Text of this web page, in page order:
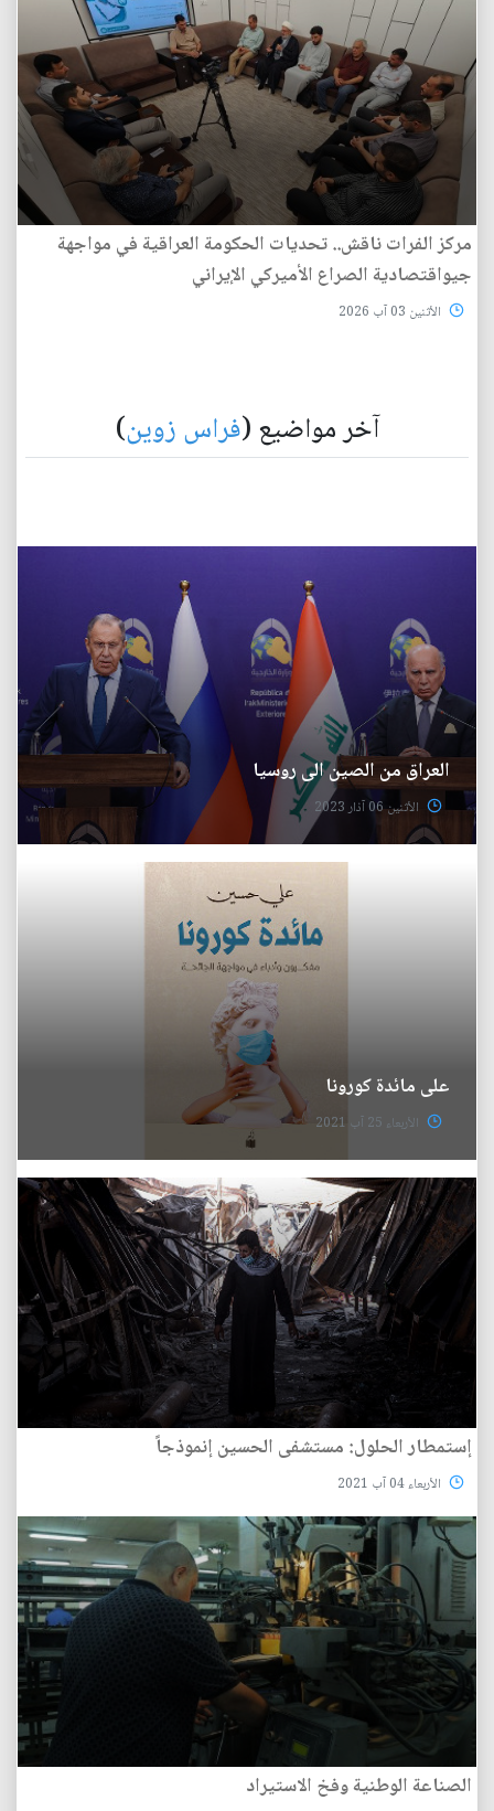
مركز الفرات ناقش.. تحديات الحكومة العراقية في مواجهة
جيواقتصادية الصراع الأميركي الإيراني
الأثنين 03 آب 2026
آخر مواضيع (فراس زوين)
العراق من الصين الى روسيا
الأثنين 06 آذار 2023
على مائدة كورونا
الأربعاء 25 آب 2021
إستمطار الحلول: مستشفى الحسين إنموذجاً
الأربعاء 04 آب 2021
الصناعة الوطنية وفخ الاستيراد